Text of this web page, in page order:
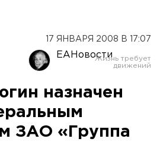
17 ЯНВАРЯ 2008 В 17:07
ЕАНовости
назначен
ЗАО «Группа